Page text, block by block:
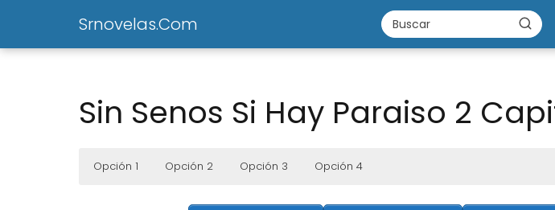
Srnovelas.Com
Sin Senos Si Hay Paraiso 2
Opción 1 Opción 2 Opción 3 Opción 4